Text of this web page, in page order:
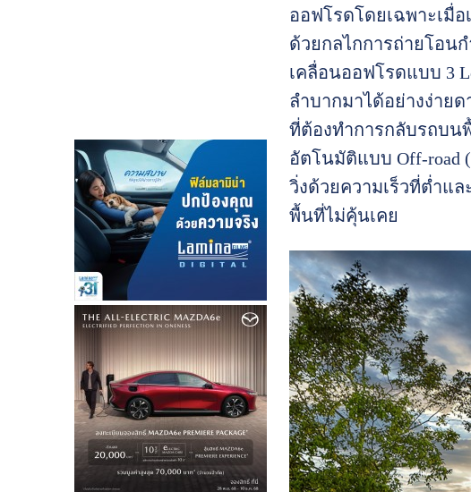
ออฟโรดโดยเฉพาะเมื่
ด้วยกลไกการถ่ายโอน
เคลื่อนออฟโรดแบบ 3
ลำบากมาได้อย่างง่าย
ที่ต้องทำการกลับรถบน
อัตโนมัติแบบ Off-road
วิ่งด้วยความเร็วที่ต่ำแ
พื้นที่ไม่คุ้นเคย